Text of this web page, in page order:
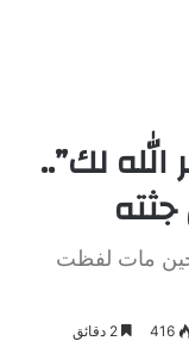
الله لك”..
مات لفظت
416